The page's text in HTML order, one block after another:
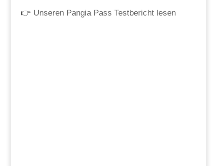
👉 Unseren Pangia Pass Testbericht lesen